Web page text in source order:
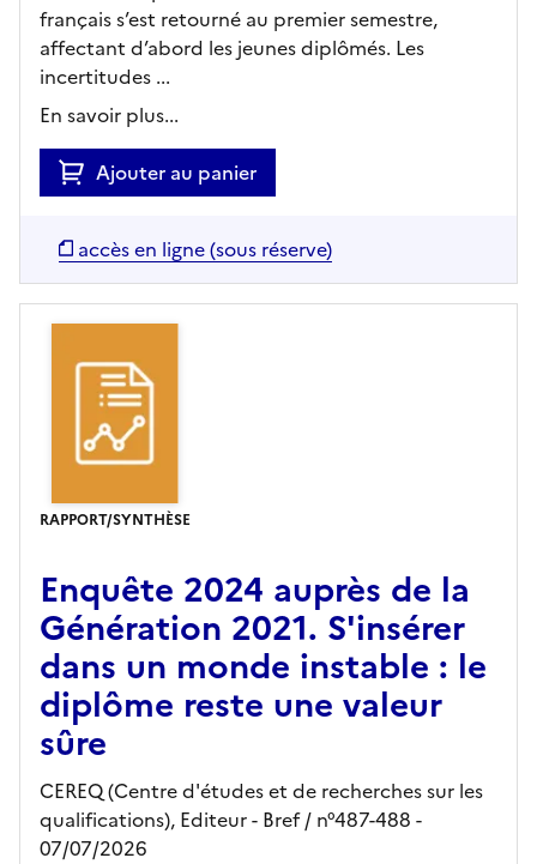
français s’est retourné au premier semestre,
affectant d’abord les jeunes diplômés. Les
incertitudes ...
En savoir plus...
Ajouter au panier
accès en ligne (sous réserve)
RAPPORT/SYNTHÈSE
Enquête 2024 auprès de la
Génération 2021. S'insérer
dans un monde instable : le
diplôme reste une valeur
sûre
CEREQ (Centre d'études et de recherches sur les
qualifications), Editeur- Bref / n°487-488 -
07/07/2026